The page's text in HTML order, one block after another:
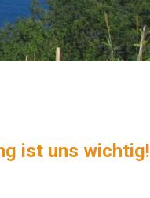
ist uns wichtig!